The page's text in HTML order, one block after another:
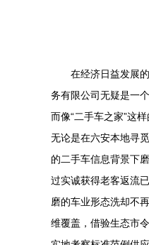
在经济日益发展
务有限公司无疑是一
而像“二手车之家”这
无论是在六安本地寻
的二手车信息背景下
过实诚获得老客返流
磨的车业形态洗却不
维覆盖，借验生态市